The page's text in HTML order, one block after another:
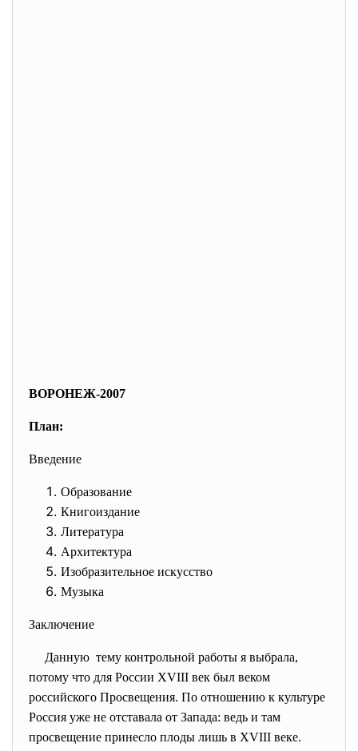
ВОРОНЕЖ-2007
План:
Введение
Образование
Книгоиздание
Литература
Архитектура
Изобразительное искусство
Музыка
Заключение
Данную тему контрольной работы я выбрала,
потому что для России XVIII век был веком
российского Просвещения. По отношению к культуре
Россия уже не отставала от Запада: ведь и там
просвещение принесло плоды лишь в XVIII веке.